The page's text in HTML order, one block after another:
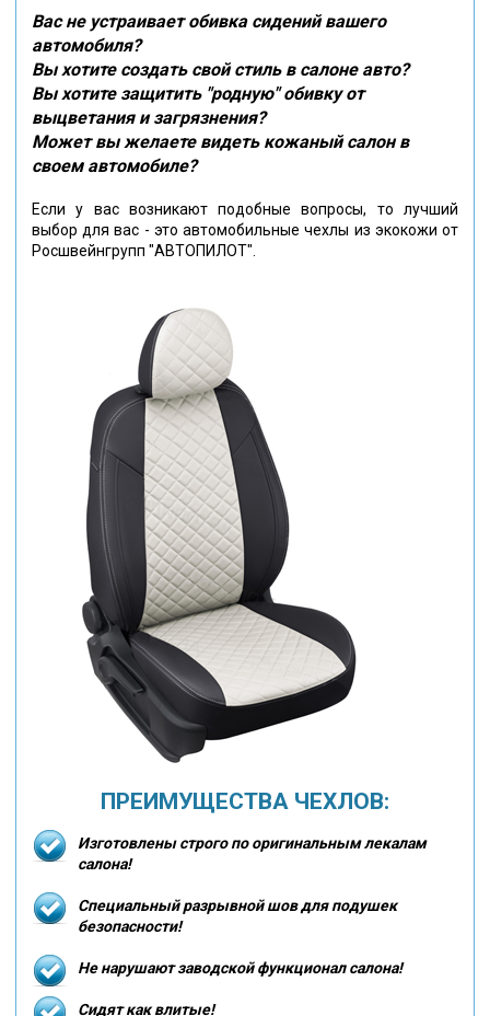
Вас не устраивает обивка сидений вашего
автомобиля?
Вы хотите создать свой стиль в салоне авто?
Вы хотите защитить "родную" обивку от
выцветания и загрязнения?
Может вы желаете видеть кожаный салон в
своем автомобиле?
Если у вас возникают подобные вопросы, то лучший
выбор для вас - это автомобильные чехлы из экокожи от
Росшвейнгрупп "АВТОПИЛОТ".
ПРЕИМУЩЕСТВА ЧЕХЛОВ:
Изготовлены строго по оригинальным лекалам
салона!
Специальный разрывной шов для подушек
безопасности!
Не нарушают заводской функционал салона!
Сидят как влитые!